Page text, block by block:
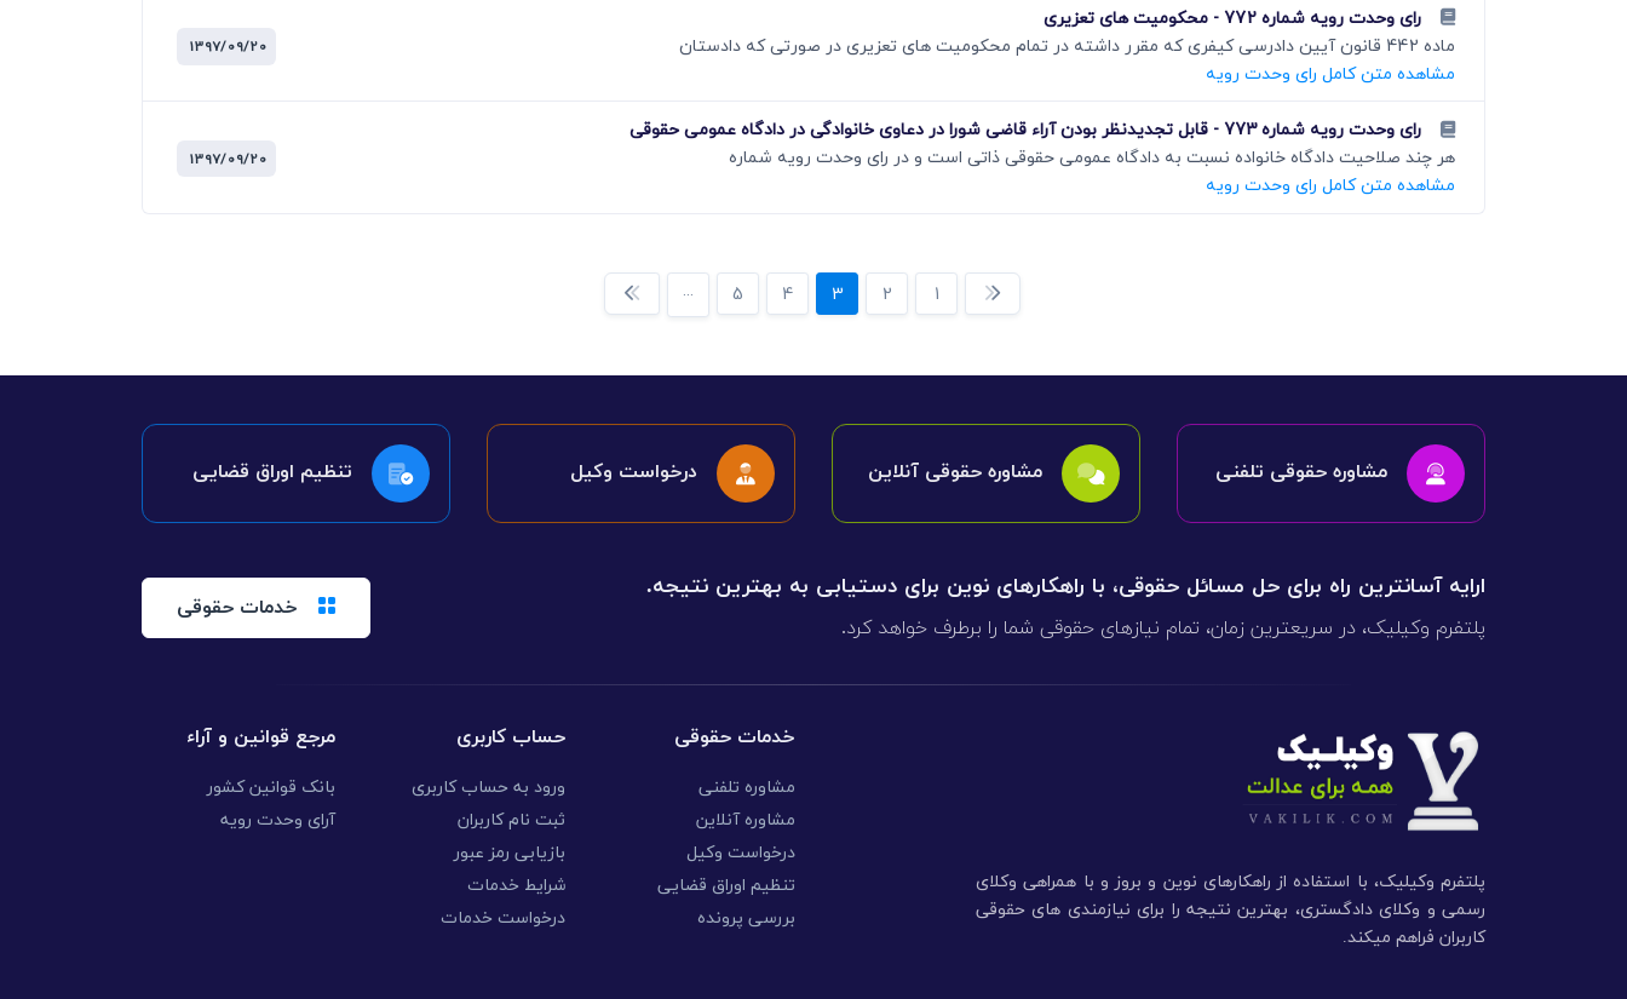
رای وحدت رویه شماره 772 - محکومیت های تعزیری
ماده 442 قانون آیین دادرسی کیفری که مقرر داشته در تمام محکومیت ھای تعزیری در صورتی که دادستان
مشاهده متن کامل رای وحدت رویه
1397/09/20
رای وحدت رویه شماره 773 - قابل تجدیدنظر بودن آراء قاضی شورا در دعاوی خانوادگی در دادگاه عمومی حقوقی
ھر چند صلاحیت دادگاه خانواده نسبت به دادگاه عمومی حقوقی ذاتی است و در رای وحدت رویه شماره
مشاهده متن کامل رای وحدت رویه
1397/09/20
... 5 4 3 2 1
مشاوره حقوقی تلفنی مشاوره حقوقی آنلاین درخواست وکیل تنظیم اوراق قضایی
ارایه آسانترین راه برای حل مسائل حقوقی، با راهکارهای نوین برای دستیابی به بهترین نتیجه.
پلتفرم وکیلیک، در سریعترین زمان، تمام نیازهای حقوقی شما را برطرف خواهد کرد.
خدمات حقوقی
پلتفرم وکیلیک، با استفاده از راهکارهای نوین و بروز و با همراهی وکلای
رسمی و وکلای دادگستری، بهترین نتیجه را برای نیازمندی های حقوقی
کاربران فراهم میکند.
خدمات حقوقی
مشاوره تلفنی
مشاوره آنلاین
درخواست وکیل
تنظیم اوراق قضایی
بررسی پرونده
حساب کاربری
ورود به حساب کاربری
ثبت نام کاربران
بازیابی رمز عبور
شرایط خدمات
درخواست خدمات
مرجع قوانین و آراء
بانک قوانین کشور
آرای وحدت رویه